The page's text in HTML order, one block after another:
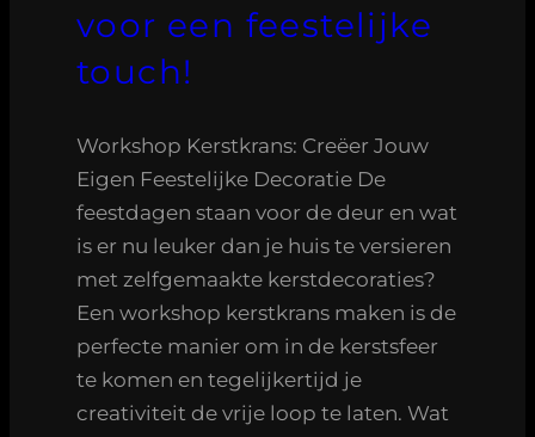
voor een feestelijke
touch!
Workshop Kerstkrans: Creëer Jouw
Eigen Feestelijke Decoratie De
feestdagen staan voor de deur en wat
is er nu leuker dan je huis te versieren
met zelfgemaakte kerstdecoraties?
Een workshop kerstkrans maken is de
perfecte manier om in de kerstsfeer
te komen en tegelijkertijd je
creativiteit de vrije loop te laten. Wat